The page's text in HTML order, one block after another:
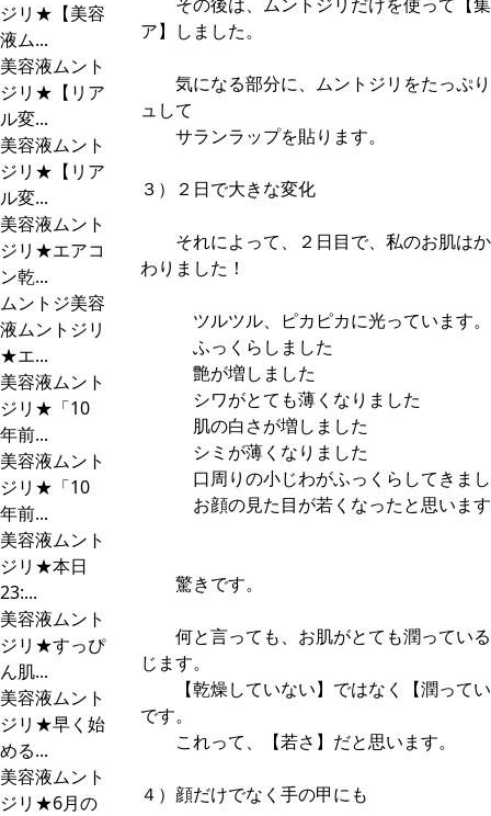
ジリ★【美容
液ム...
美容液ムント
ジリ★【リア
ル変...
美容液ムント
ジリ★【リア
ル変...
美容液ムント
ジリ★エアコ
ン乾...
ムントジ美容
液ムントジリ
★エ...
美容液ムント
ジリ★「10
年前...
美容液ムント
ジリ★「10
年前...
美容液ムント
ジリ★本日
23:...
美容液ムント
ジリ★すっぴ
ん肌...
美容液ムント
ジリ★早く始
める...
美容液ムント
ジリ★6月の
ア】しました。
気になる部分に、ムントジリをたっぷ
ュして
サランラップを貼ります。
３）２日で大きな変化
それによって、２日目で、私のお肌は
わりました！
ツルツル、ピカピカに光っています。
ふっくらしました
艶が増しました
シワがとても薄くなりました
肌の白さが増しました
シミが薄くなりました
口周りの小じわがふっくらしてきま
お顔の見た目が若くなったと思いま
驚きです。
何と言っても、お肌がとても潤ってい
じます。
【乾燥していない】ではなく【潤って
です。
これって、【若さ】だと思います。
４）顔だけでなく手の甲にも